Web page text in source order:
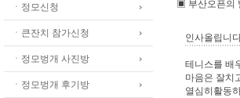
ㆍ정모신청
ㆍ큰잔치 참가신청
ㆍ정모벙개 사진방
ㆍ정모벙개 후기방
▣ 부산오픈의
인사올립니
테니스를 배
마음은 잘치
열심히활동